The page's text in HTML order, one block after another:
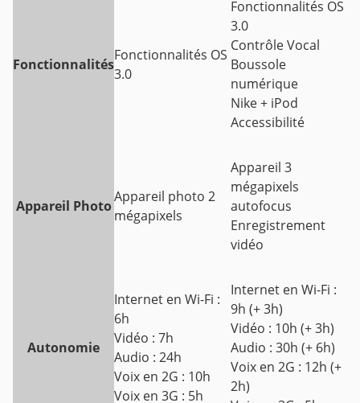
Fonctionnalités
Fonctionnalités OS
3.0
Fonctionnalités OS
3.0
Contrôle Vocal
Boussole
numérique
Nike + iPod
Accessibilité
Appareil Photo
Appareil photo 2
mégapixels
Appareil 3
mégapixels
autofocus
Enregistrement
vidéo
Autonomie
Internet en Wi-Fi :
6h
Vidéo : 7h
Audio : 24h
Voix en 2G : 10h
Voix en 3G : 5h
Internet en Wi-Fi :
9h (+ 3h)
Vidéo : 10h (+ 3h)
Audio : 30h (+ 6h)
Voix en 2G : 12h (+
2h)